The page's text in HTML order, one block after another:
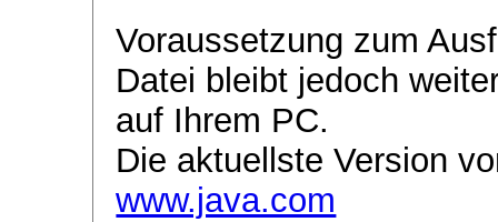
Voraussetzung zum
Datei bleibt jedoch
auf Ihrem PC.
Die aktuellste Version
www.java.com